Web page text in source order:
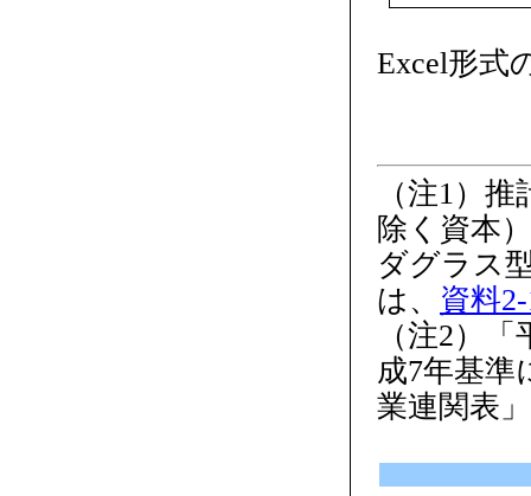
Excel形式
（注1）
除く資本
ダグラス
は、 資料
（注2）
成7年基準
業連関表